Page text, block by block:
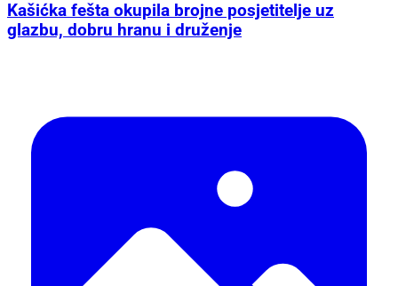
Kašićka fešta okupila brojne posjetitelje uz
glazbu, dobru hranu i druženje